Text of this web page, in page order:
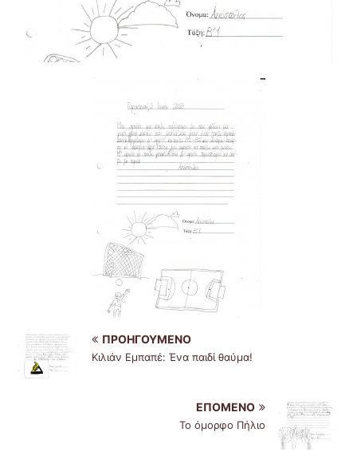
ΠΡΟΗΓΟΎΜΕΝΟ
Κιλιάν Εμπαπέ: Ένα παιδί θαύμα!
ΕΠΌΜΕΝΟ
Το όμορφο Πήλιο